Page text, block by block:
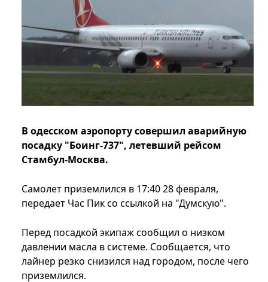
В одесском аэропорту совершил аварийную
посадку "Боинг-737", летевший рейсом
Стамбул-Москва.
Самолет приземлился в 17:40 28 февраля,
передает Час Пик со ссылкой на "Думскую".
Перед посадкой экипаж сообщил о низком
давлении масла в системе. Сообщается, что
лайнер резко снизился над городом, после чего
приземлился.